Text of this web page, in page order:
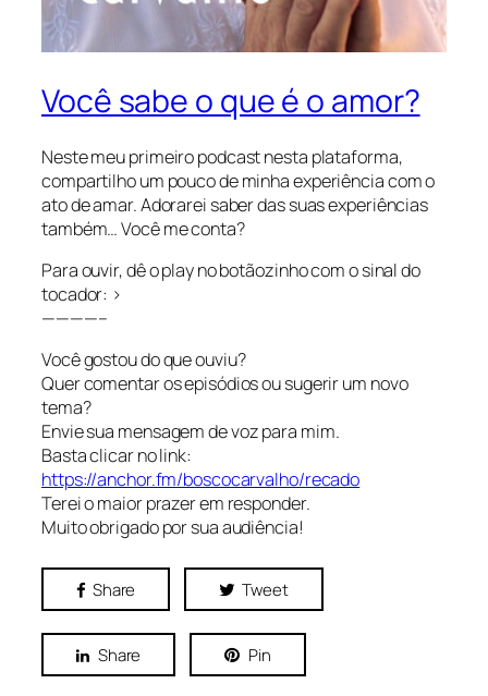
Você sabe o que é o amor?
Neste meu primeiro podcast nesta plataforma,
compartilho um pouco de minha experiência com o
ato de amar. Adorarei saber das suas experiências
também… Você me conta?
Para ouvir, dê o play no botãozinho com o sinal do
tocador: >
————–
Você gostou do que ouviu?
Quer comentar os episódios ou sugerir um novo
tema?
Envie sua mensagem de voz para mim.
Basta clicar no link:
https://anchor.fm/boscocarvalho/recado
Terei o maior prazer em responder.
Muito obrigado por sua audiência!
Share Tweet
Share Pin